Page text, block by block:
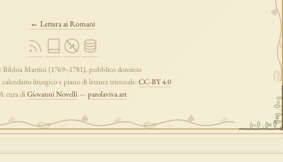
← Lettera ai Romani
Bibbia Martini (1769–1781), pubblico dominio
liturgico e piano di lettura triennale: CC-BY 4.0
cura diGiovanni Novelli—parolaviva.art